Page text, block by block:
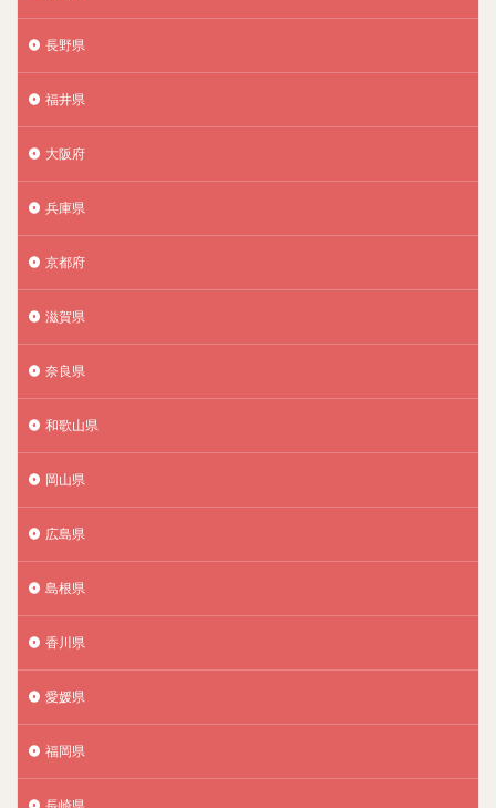
長野県
福井県
大阪府
兵庫県
京都府
滋賀県
奈良県
和歌山県
岡山県
広島県
島根県
香川県
愛媛県
福岡県